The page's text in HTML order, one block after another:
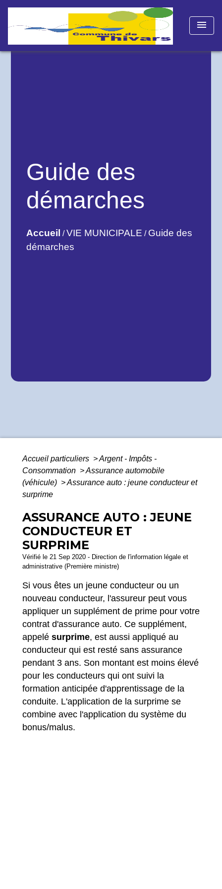
menu
Guide des
démarches
Accueil /VIE MUNICIPALE / Guide des
démarches
Accueil particuliers >Argent - Impôts -
Consommation >Assurance automobile
(véhicule) >Assurance auto : jeune conducteur et
surprime
ASSURANCE AUTO : JEUNE
CONDUCTEUR ET
SURPRIME
Vérifié le 21 Sep 2020 - Direction de l'information légale et
administrative (Première ministre)
Si vous êtes un jeune conducteur ou un
nouveau conducteur, l'assureur peut vous
appliquer un supplément de prime pour votre
contrat d'assurance auto. Ce supplément,
appelé surprime, est aussi appliqué au
conducteur qui est resté sans assurance
pendant 3 ans. Son montant est moins élevé
pour les conducteurs qui ont suivi la
formation anticipée d'apprentissage de la
conduite. L'application de la surprime se
combine avec l'application du système du
bonus/malus.